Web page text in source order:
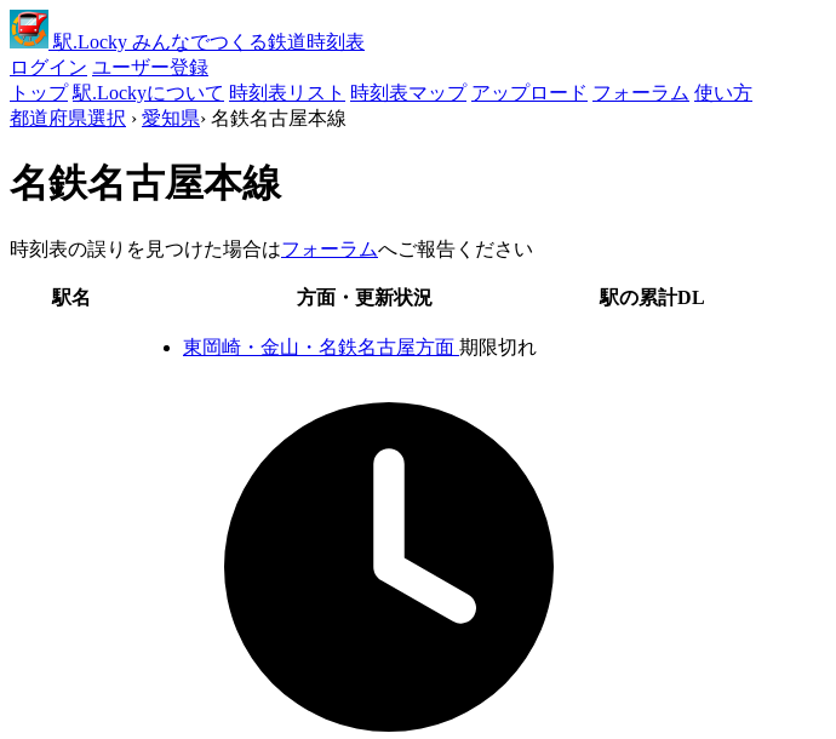
駅.Locky みんなでつくる鉄道時刻表
ログイン ユーザー登録
トップ 駅.Lockyについて 時刻表リスト 時刻表マップ アップロード フォーラム 使い方
都道府県選択 › 愛知県› 名鉄名古屋本線
名鉄名古屋本線
時刻表の誤りを見つけた場合はフォーラムへご報告ください
駅名 方面・更新状況 駅の累計DL
東岡崎・金山・名鉄名古屋方面 期限切れ